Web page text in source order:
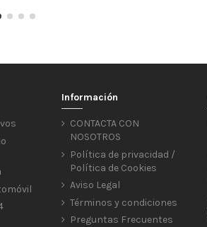
Información
CONTACTA CON
NOSOTROS
Política de privacidad /
Política de Cookies
Aviso Legal
Términos y condiciones
Preguntas Frecuentes